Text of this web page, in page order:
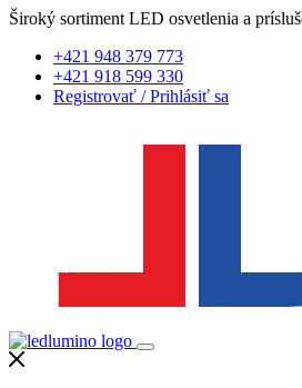
Široký sortiment LED osvetlenia a
+421 948 379 773
+421 918 599 330
Registrovať /Prihlásiť sa